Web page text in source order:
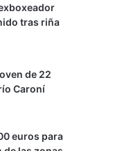
tras riña
de 22
Caroní
euros para